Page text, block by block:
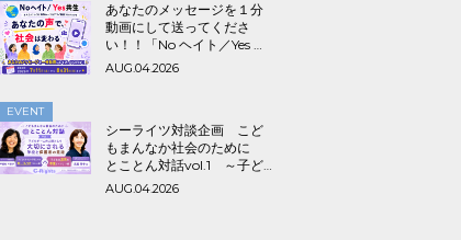
あなたのメッセージを１分
動画にして送ってくださ
い！！「No ヘイト／Yes 共
生～みんなでつくる海外ル
AUG.04.2026
EVENT
シーライツ対談企画 こど
もまんなか社会のために
とことん対話vol.1 ～子ど
もが一人の人間として大切
AUG.04.2026